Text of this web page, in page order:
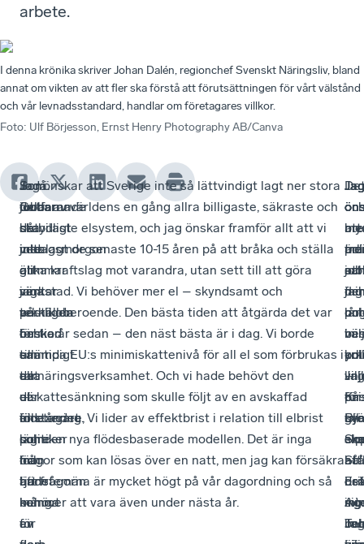
arbete.
I denna krönika skriver Johan Dalén, regionchef Svenskt Näringsliv, bland
annat om vikten av att fler ska förstå att förutsättningen för vårt välstånd
och vår levnadsstandard, handlar om företagares villkor.
Foto: Ulf Börjesson, Ernst Henry Photography AB/Canva
Som
jobbar
betydligt
mer
än
sina
anställda
och
samtidigt
tar
ut
en
lägre
lön
än
många
av
Som
fortfarande
då
juldagsmorgon
glimmar
väntar
på
besked
om
det
där
tillståndet
som
man
hade
behövt
för
Jodå.
Gudarna
ska
veta
att
jag
verkligen
önskar
er
alla
–
företagare,
politiker
och
tjänstemän
-
en
Jag önskar att Sverige inte så lättvindigt lagt ner stora
delar av världens en gång allra billigaste, säkraste och
stabilaste elsystem, och jag önskar framför allt att vi
inte lagt de senaste 10-15 åren på att bråka och ställa
olika kraftslag mot varandra, utan sett till att göra
verkstad. Vi behöver mer el – skyndsamt och
teknikoberoende. Den bästa tiden att åtgärda det var
för tio år sedan – den näst bästa är i dag. Vi borde
tillämpa EU:s minimiskattenivå för all el som förbrukas i
en näringsverksamhet. Och vi hade behövt den
elskattesänkning som skulle följt av en avskaffad
indexering. Vi lider av effektbrist i relation till elbrist
och den nya flödesbaserade modellen. Det är inga
frågor som kan lösas över en natt, men jag kan försäkra
att frågorna är mycket högt på vår dagordning och så
kommer att vara även under nästa år.
Jag
om
för
–
Jag
i
Jag
till
att
det
Jag
att
att
fler
på
ska
i
sig.
Jag
jag
–